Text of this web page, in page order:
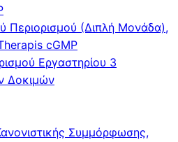
Περιορισμού (Διπλή Μονάδα),
cGMP
Εργαστηρίου 3
Δοκιμών
Συμμόρφωσης,